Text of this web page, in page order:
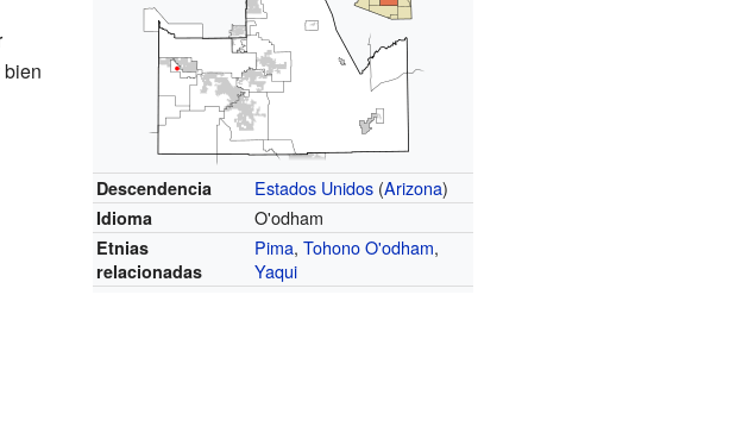
Descendencia Estados Unidos (Arizona)
Idioma O'odham
Etnias
relacionadas
Pima,Tohono O'odham,
Yaqui